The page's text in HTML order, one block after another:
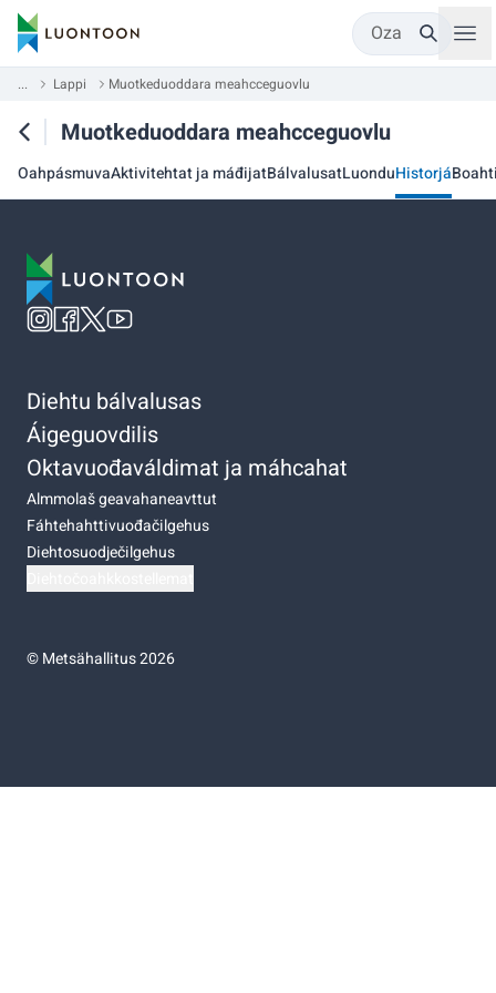
Oza
... Lappi Muotkeduoddara meahcceguovlu
Muotkeduoddara meahcceguovlu
OahpásmuvaAktivitehtat ja máđijatBálvalusatLuonduHistorjá
Diehtu bálvalusas
Áigeguovdilis
Oktavuođaváldimat ja máhcahat
Almmolaš geavahaneavttut
Fáhtehahttivuođačilgehus
Diehtosuodječilgehus
©Metsähallitus 2026